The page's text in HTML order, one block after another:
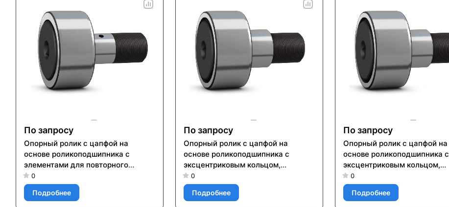
По запросу
Опорный ролик с цапфой на
основе роликоподшипника с
элементами для повторного
смазывания KR 32
0
Подробнее
По запросу
Опорный ролик с цапфой на
основе роликоподшипника с
эксцентриковым кольцом,
встроенным уплотнением и
элементами для повторного
смазывания KRE 90 PPA
0
Подробнее
По запросу
Опорный ролик с цапфой на
основе роликоподшипника с
эксцентриковым кольцом,
встроенным уплотнением и
элементами для повторного
смазывания KRE 72 PP
0
Подробнее